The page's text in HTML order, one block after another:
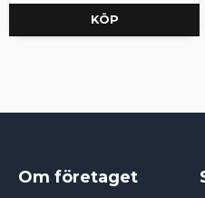
KÖP
Om företaget